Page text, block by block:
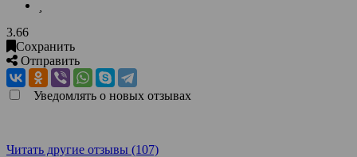
3.66
Сохранить
Отправить
Уведомлять о новых отзывах
Читать другие отзывы (107)